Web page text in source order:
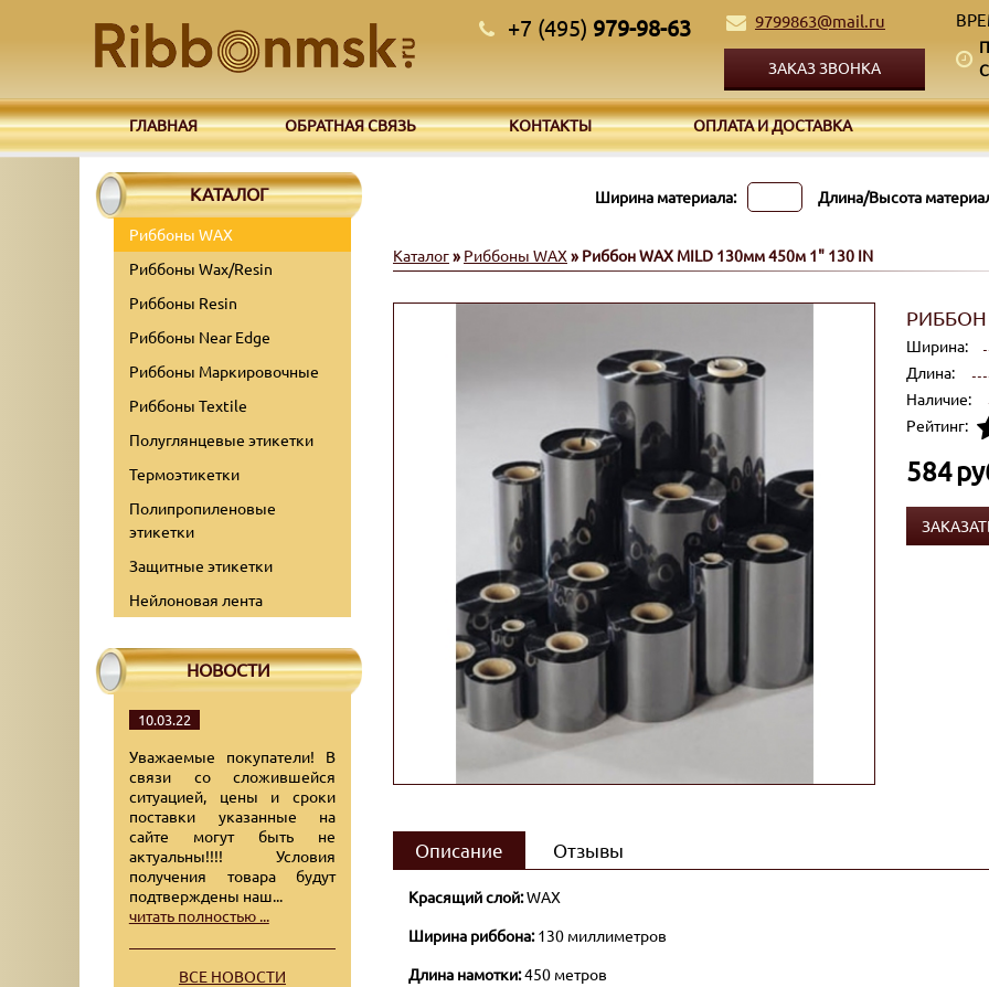
+7 (495) 979-98-63 9799863@mail.ru
ЗАКАЗ ЗВОНКА
ГЛАВНАЯ ОБРАТНАЯ СВЯЗЬ КОНТАКТЫ ОПЛАТА И ДОСТАВКА
КАТАЛОГ
Риббоны WAX
Риббоны Wax/Resin
Риббоны Resin
Риббоны Near Edge
Риббоны Маркировочные
Риббоны Textile
Полуглянцевые этикетки
Термоэтикетки
Полипропиленовые
этикетки
Защитные этикетки
Нейлоновая лента
НОВОСТИ
10.03.22
Уважаемые покупатели! В
связи со сложившейся
ситуацией, цены и сроки
поставки указанные на
сайте могут быть не
актуальны!!!! Условия
получения товара будут
подтверждены наш...
читать полностью ...
ВСЕ НОВОСТИ
Ширина материала: Длина/Высота
Каталог» Риббоны WAX » Риббон WAX MILD 130мм 450м 1" 130 IN
РИББОН
Ширина:
Длина:
Наличие:
Рейтинг:
584
Описание Отзывы
Красящий слой:WAX
Ширина риббона:130 миллиметров
Длина намотки:450 метров